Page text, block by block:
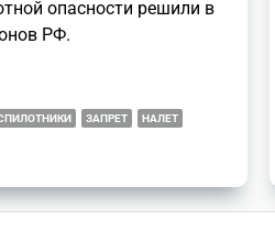
опасности решили в
РФ.
ЗАПРЕТ
НАЛЕТ